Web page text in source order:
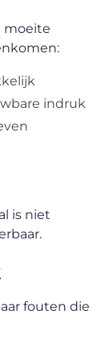
moeite
indruk
is niet
fouten die